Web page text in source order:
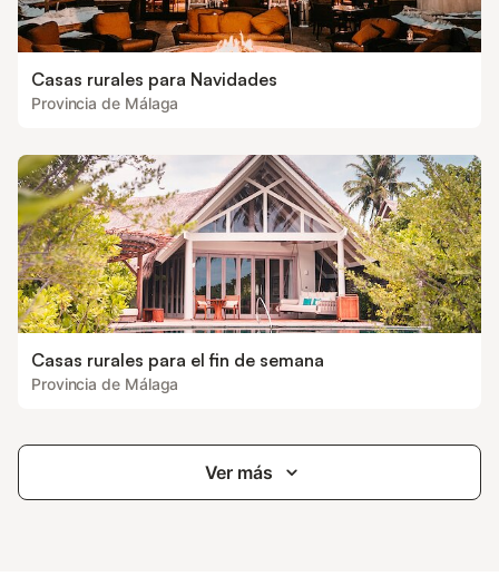
Casas rurales para Navidades
Provincia de Málaga
Casas rurales para el fin de semana
Provincia de Málaga
Ver más